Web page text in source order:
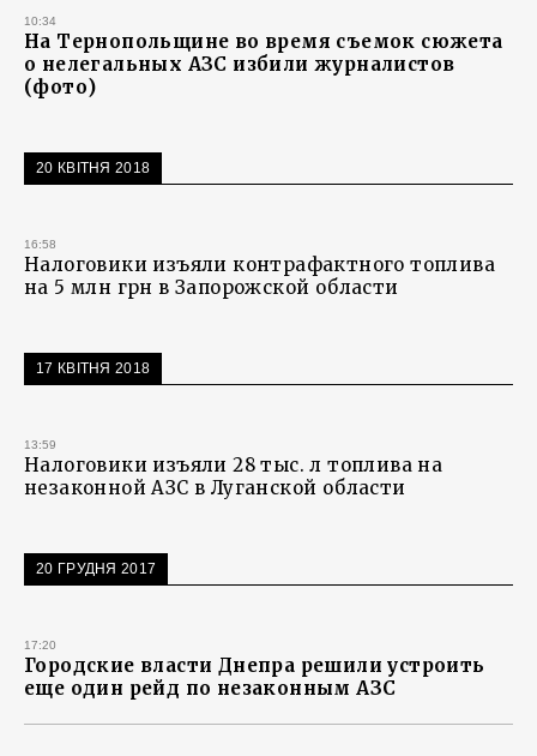
10:34
На Тернопольщине во время съемок сюжета
о нелегальных АЗС избили журналистов
(фото)
20 КВІТНЯ 2018
16:58
Налоговики изъяли контрафактного топлива
на 5 млн грн в Запорожской области
17 КВІТНЯ 2018
13:59
Налоговики изъяли 28 тыс. л топлива на
незаконной АЗС в Луганской области
20 ГРУДНЯ 2017
17:20
Городские власти Днепра решили устроить
еще один рейд по незаконным АЗС